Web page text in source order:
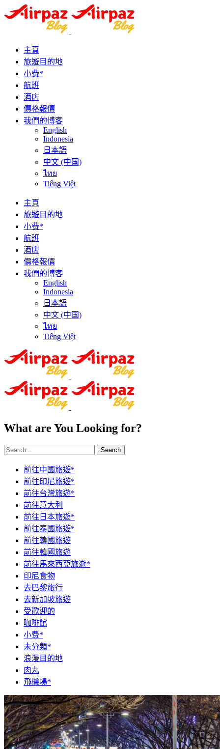
主頁
旅遊目的地
小费*
航班
酒店
價格報價
我們的博客
English
Indonesia
日本語
中文 (中国)
ไทย
Tiếng Việt
主頁
旅遊目的地
小费*
航班
酒店
價格報價
我們的博客
English
Indonesia
日本語
中文 (中国)
ไทย
Tiếng Việt
What are You Looking for?
Search
前往中國旅遊*
前往印尼旅遊*
前往台灣旅遊*
前往意大利
前往日本旅遊*
前往泰國旅遊*
前往韓國旅遊
前往韓國旅遊
前往馬來西亞旅遊*
印尼食物
去巴黎旅行
去新加坡旅遊
受歡迎的
咖啡館
小费*
未分類*
浪漫目的地
肉丸
飛機場*